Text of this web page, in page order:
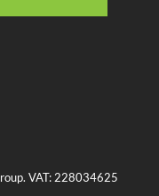
VAT: 228034625